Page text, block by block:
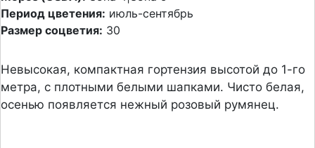
Период цветения: июль-сентябрь
Размер соцветия: 30
Невысокая, компактная гортензия высотой до 1-го
метра, с плотными белыми шапками. Чисто белая,
осенью появляется нежный розовый румянец.